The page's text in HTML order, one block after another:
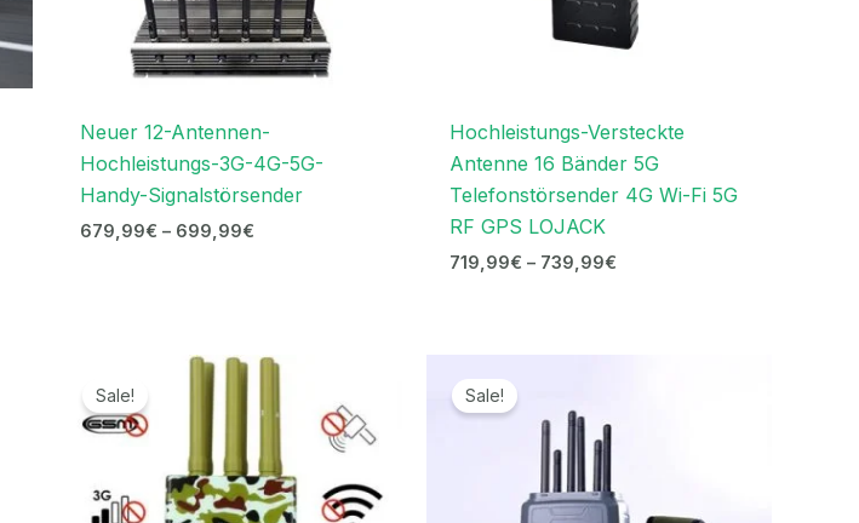
Neuer 12-Antennen-
Hochleistungs-3G-4G-5G-
Handy-Signalstörsender
679,99€ – 699,99€
Hochleistungs-Versteckte
Antenne 16 Bänder 5G
Telefonstörsender 4G Wi-Fi 5G
RF GPS LOJACK
719,99€ – 739,99€
Sale!
Ursprünglicher
699,00€
Aktueller
ist:
356,99€.
Sale!
war:
766,99€369,99€.